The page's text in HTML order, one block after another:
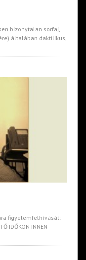
bizonytalan sorfaj,
általában daktilikus,
figyelemfelhívását:
IDŐKÖN INNEN